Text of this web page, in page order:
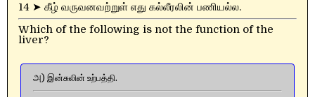
14 ➤ கீழ் வருவனவற்றுள் எது கல்லீரலின் பணியல்ல.
Which of the following is not the function of the
liver?
அ) இன்சுலின் உற்பத்தி.